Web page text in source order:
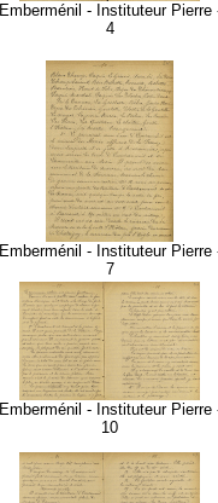
Emberménil - Instituteur Pierre
4
Emberménil - Instituteur Pierre
7
Emberménil - Instituteur Pierre
10